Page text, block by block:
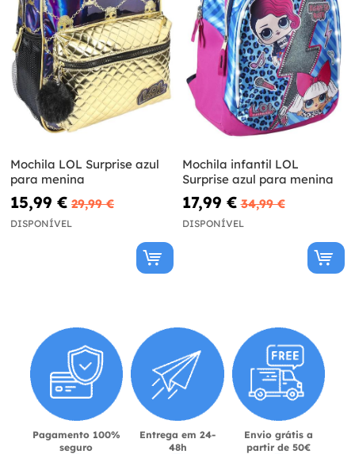
Mochila LOL Surprise azul
para menina
15,99 € 29,99 €
DISPONÍVEL
Mochila infantil LOL
Surprise azul para menina
17,99 € 34,99 €
DISPONÍVEL
Pagamento 100%
seguro
Entrega em 24-
48h
Envio grátis a
partir de 50€